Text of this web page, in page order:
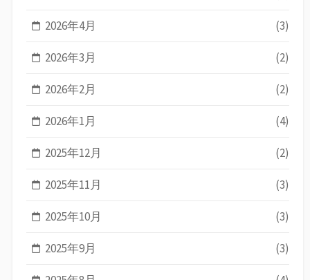
2026年4月 (3)
2026年3月 (2)
2026年2月 (2)
2026年1月 (4)
2025年12月 (2)
2025年11月 (3)
2025年10月 (3)
2025年9月 (3)